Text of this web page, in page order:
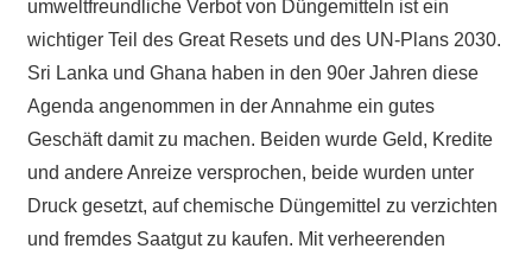
umweltfreundliche Verbot von Düngemitteln ist ein
wichtiger Teil des Great Resets und des UN-Plans 2030.
Sri Lanka und Ghana haben in den 90er Jahren diese
Agenda angenommen in der Annahme ein gutes
Geschäft damit zu machen. Beiden wurde Geld, Kredite
und andere Anreize versprochen, beide wurden unter
Druck gesetzt, auf chemische Düngemittel zu verzichten
und fremdes Saatgut zu kaufen. Mit verheerenden